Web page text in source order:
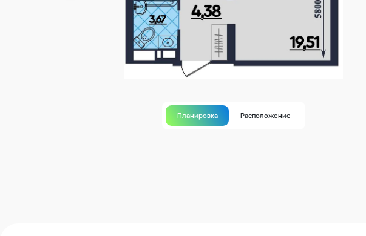
Планировка Расположение